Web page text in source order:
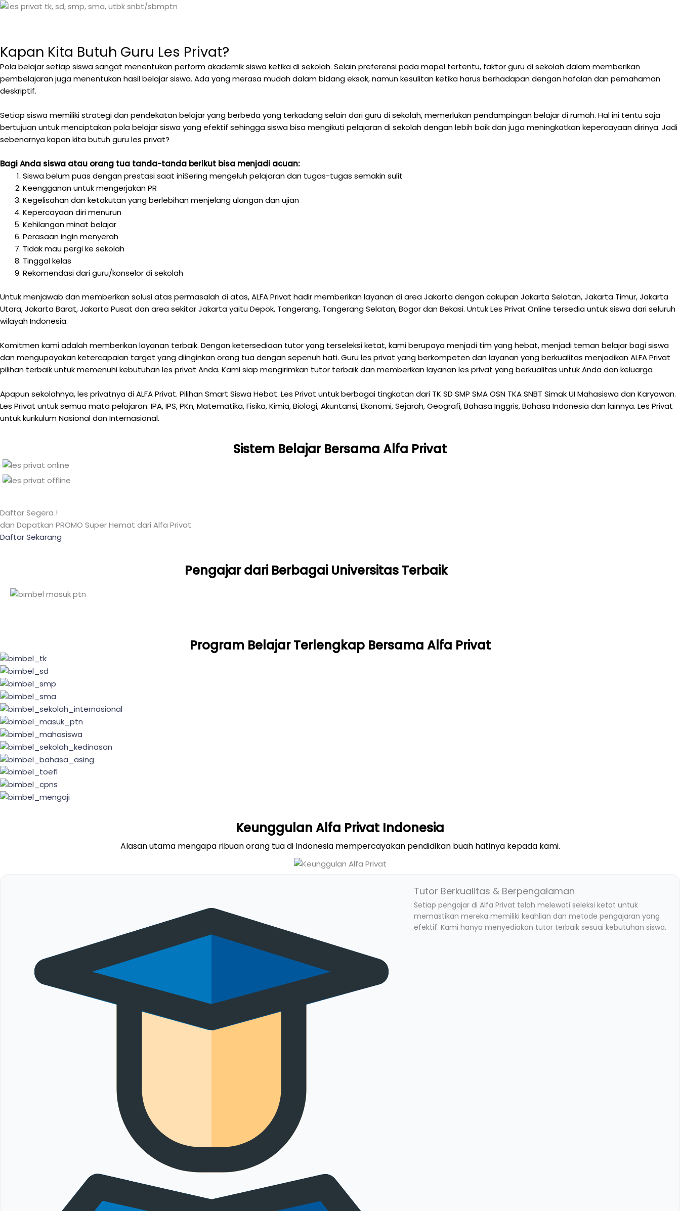
Kapan Kita Butuh Guru Les Privat?
Pola belajar setiap siswa sangat menentukan perform akademik siswa ketika di sekolah. Selain preferensi pada mapel tertentu, faktor guru di sekolah dalam memberikan
pembelajaran juga menentukan hasil belajar siswa. Ada yang merasa mudah dalam bidang eksak, namun kesulitan ketika harus berhadapan dengan hafalan dan pemahaman
deskriptif.
Setiap siswa memiliki strategi dan pendekatan belajar yang berbeda yang terkadang selain dari guru di sekolah, memerlukan pendampingan belajar di rumah. Hal ini tentu saja
bertujuan untuk menciptakan pola belajar siswa yang efektif sehingga siswa bisa mengikuti pelajaran di sekolah dengan lebih baik dan juga meningkatkan kepercayaan dirinya. Jadi
sebenarnya kapan kita butuh guru les privat?
Bagi Anda siswa atau orang tua tanda-tanda berikut bisa menjadi acuan:
Siswa belum puas dengan prestasi saat iniSering mengeluh pelajaran dan tugas-tugas semakin sulit
Keengganan untuk mengerjakan PR
Kegelisahan dan ketakutan yang berlebihan menjelang ulangan dan ujian
Kepercayaan diri menurun
Kehilangan minat belajar
Perasaan ingin menyerah
Tidak mau pergi ke sekolah
Tinggal kelas
Rekomendasi dari guru/konselor di sekolah
Untuk menjawab dan memberikan solusi atas permasalah di atas, ALFA Privat hadir memberikan layanan di area Jakarta dengan cakupan Jakarta Selatan, Jakarta Timur, Jakarta
Utara, Jakarta Barat, Jakarta Pusat dan area sekitar Jakarta yaitu Depok, Tangerang, Tangerang Selatan, Bogor dan Bekasi. Untuk Les Privat Online tersedia untuk siswa dari seluruh
wilayah Indonesia.
Komitmen kami adalah memberikan layanan terbaik. Dengan ketersediaan tutor yang terseleksi ketat, kami berupaya menjadi tim yang hebat, menjadi teman belajar bagi siswa
dan mengupayakan ketercapaian target yang diinginkan orang tua dengan sepenuh hati. Guru les privat yang berkompeten dan layanan yang berkualitas menjadikan ALFA Privat
pilihan terbaik untuk memenuhi kebutuhan les privat Anda. Kami siap mengirimkan tutor terbaik dan memberikan layanan les privat yang berkualitas untuk Anda dan keluarga
Apapun sekolahnya, les privatnya di ALFA Privat. Pilihan Smart Siswa Hebat. Les Privat untuk berbagai tingkatan dari TK SD SMP SMA OSN TKA SNBT Simak UI Mahasiswa dan Karyawan.
Les Privat untuk semua mata pelajaran: IPA, IPS, PKn, Matematika, Fisika, Kimia, Biologi, Akuntansi, Ekonomi, Sejarah, Geografi, Bahasa Inggris, Bahasa Indonesia dan lainnya. Les Privat
untuk kurikulum Nasional dan Internasional.
Sistem Belajar Bersama Alfa Privat
Daftar Segera !
dan Dapatkan PROMO Super Hemat dari Alfa Privat
Daftar Sekarang
Pengajar dari Berbagai Universitas Terbaik
Program Belajar Terlengkap Bersama Alfa Privat
Keunggulan Alfa Privat Indonesia
Alasan utama mengapa ribuan orang tua di Indonesia mempercayakan pendidikan buah hatinya kepada kami.
Tutor Berkualitas & Berpengalaman
Setiap pengajar di Alfa Privat telah melewati seleksi ketat untuk
memastikan mereka memiliki keahlian dan metode pengajaran yang
efektif. Kami hanya menyediakan tutor terbaik sesuai kebutuhan siswa.